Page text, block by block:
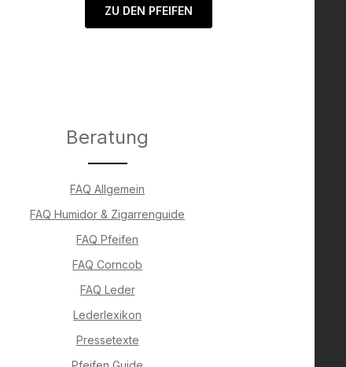
ZU DEN PFEIFEN
Beratung
FAQ Allgemein
FAQ Humidor & Zigarrenguide
FAQ Pfeifen
FAQ Corncob
FAQ Leder
Lederlexikon
Pressetexte